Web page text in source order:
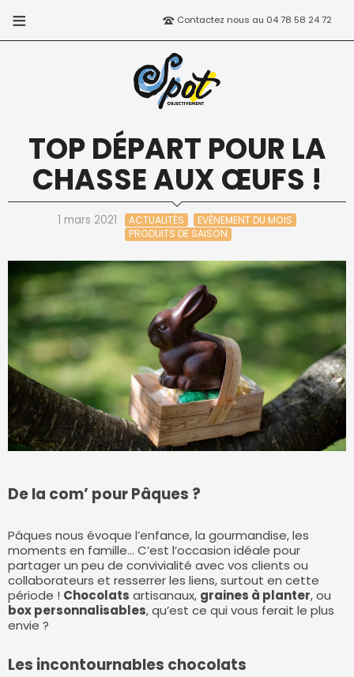
Contactez nous au 04 78 58 24 72
TOP DÉPART POUR LA
CHASSE AUX ŒUFS !
1 mars 2021 ACTUALITÉS
EVÈNEMENT DU MOIS
PRODUITS DE SAISON
De la com’ pour Pâques ?
Pâques nous évoque l’enfance, la gourmandise, les
moments en famille… C’est l’occasion idéale pour
partager un peu de convivialité avec vos clients ou
collaborateurs et resserrer les liens, surtout en cette
période ! Chocolats artisanaux, graines à planter, ou
box personnalisables, qu’est ce qui vous ferait le plus
envie ?
Les incontournables chocolats